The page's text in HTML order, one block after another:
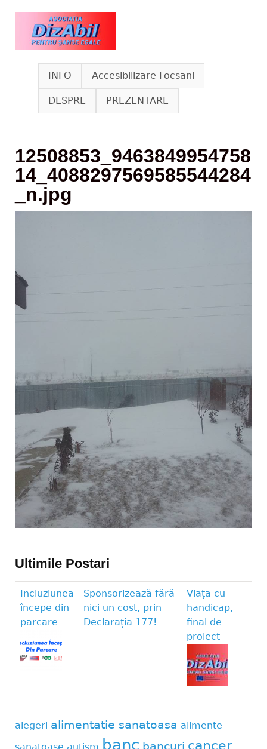
Skip to main content
www.dizabil.eu
INFO Accesibilizare Focsani
DESPRE PREZENTARE
12508853_9463849954758
14_4088297569585544284
_n.jpg
Ultimile Postari
Incluziunea
începe din
parcare
Sponsorizează fără
nici un cost, prin
Declarația 177!
Viața cu
handicap,
final de
proiect
alegeri alimentatie sanatoasa alimente
sanatoase autism banc bancuri cancer